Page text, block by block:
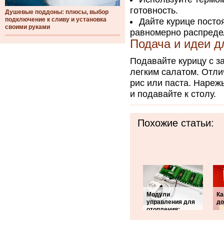
Душевые поддоны: плюсы, выбор
подключение к сливу и установка
своими руками
готовность.
Дайте курице
равномерно
Подача и идеи
Подавайте курицу с
легким салатом.
рис или паста.
и подавайте к столу.
Похожие статьи:
Модули
управления для
отопления: